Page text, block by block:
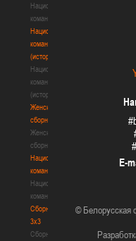
Национальная
команда
Национальная
команда
(история)
Национальная
команда
(история)
Женские
сборные
Женские
сборные
Национальная
команда
Национальная
команда
Сборные
3х3
Сборные
E-
© Белорусская